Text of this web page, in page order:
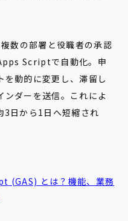
数の部署と役職者の承認
Scriptで自動化。申
動的に変更し、滞留し
ンダーを送信。これによ
3日から1日へ短縮され
(GAS) とは？機能、業務